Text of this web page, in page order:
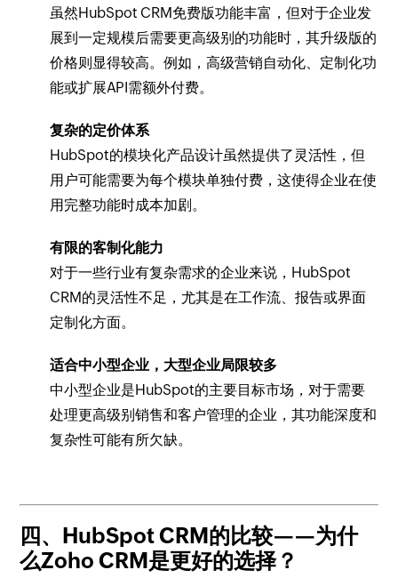
虽然HubSpot CRM免费版功能丰富，但对于企业发
展到一定规模后需要更高级别的功能时，其升级版的
价格则显得较高。例如，高级营销自动化、定制化功
能或扩展API需额外付费。
复杂的定价体系
HubSpot的模块化产品设计虽然提供了灵活性，但
用户可能需要为每个模块单独付费，这使得企业在使
用完整功能时成本加剧。
有限的客制化能力
对于一些行业有复杂需求的企业来说，HubSpot
CRM的灵活性不足，尤其是在工作流、报告或界面
定制化方面。
适合中小型企业，大型企业局限较多
中小型企业是HubSpot的主要目标市场，对于需要
处理更高级别销售和客户管理的企业，其功能深度和
复杂性可能有所欠缺。
四、HubSpot CRM的比较——为什
么Zoho CRM是更好的选择？